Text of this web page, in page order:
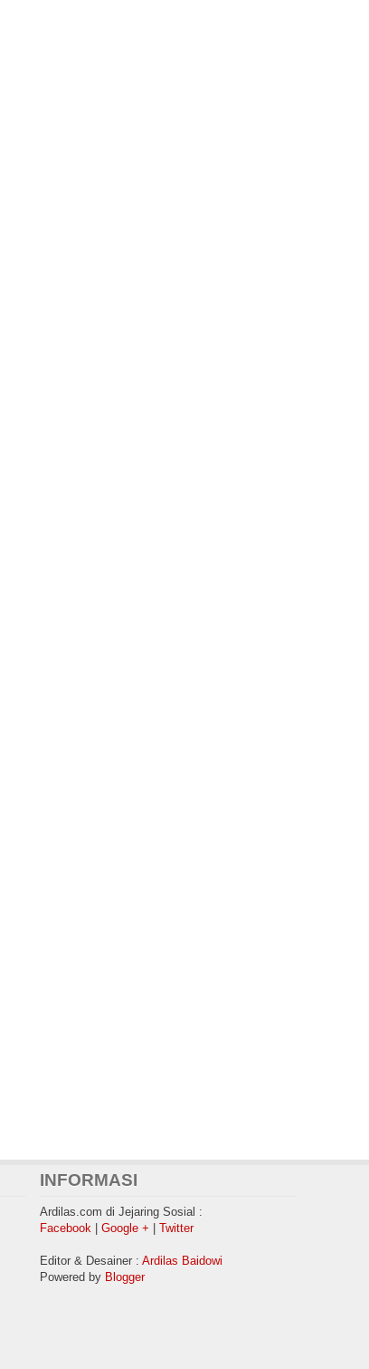
INFORMASI
Ardilas.com di Jejaring Sosial :
Facebook
Google + Twitter
Editor & Desainer : Ardilas Baidowi
Powered by Blogger